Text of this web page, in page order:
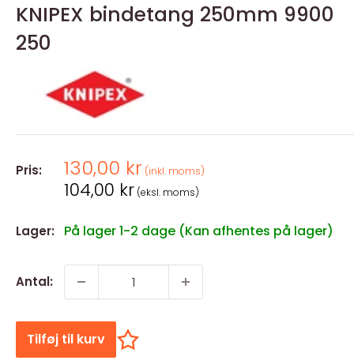
KNIPEX bindetang 250mm 9900
250
Pris: Salgspris
130,00 kr (inkl. moms)
Salgspris
104,00 kr (eksl. moms)
Lager: På lager 1-2 dage (Kan afhentes på lager)
Antal:
Tilføj til kurv